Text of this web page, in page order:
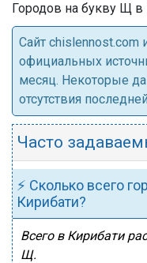
Городов на букву Щ в
Cайт
официальных
месяц. Некоторые
отсутствия
Часто
⚡ Сколько всего
Кирибати?
Всего в Кирибати
Щ.